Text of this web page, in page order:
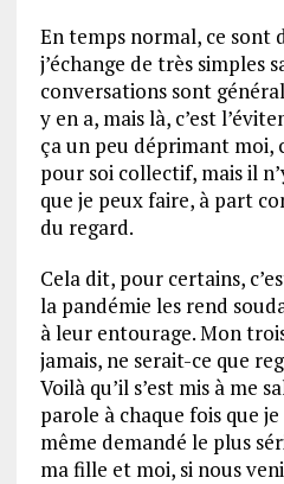
En temps normal, ce sont
j’échange de très simples
conversations sont
y en a, mais là, c’est
ça un peu déprimant moi,
pour soi collectif, mais il
que je peux faire, à part
du regard.
Cela dit, pour certains,
la pandémie les rend
à leur entourage. Mon
jamais, ne serait-ce que
Voilà qu’il s’est mis à me
parole à chaque fois que je
même demandé le plus
ma fille et moi, si nous